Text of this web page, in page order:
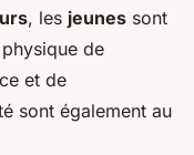
, les jeunes sont
de
et de
sont également au